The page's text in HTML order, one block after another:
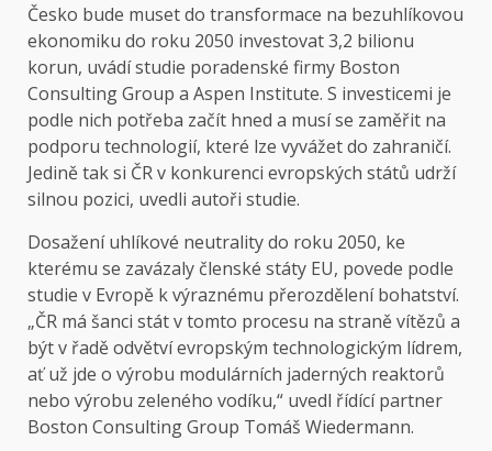
Česko bude muset do transformace na bezuhlíkovou
ekonomiku do roku 2050 investovat 3,2 bilionu
korun, uvádí studie poradenské firmy Boston
Consulting Group a Aspen Institute. S investicemi je
podle nich potřeba začít hned a musí se zaměřit na
podporu technologií, které lze vyvážet do zahraničí.
Jedině tak si ČR v konkurenci evropských států udrží
silnou pozici, uvedli autoři studie.
Dosažení uhlíkové neutrality do roku 2050, ke
kterému se zavázaly členské státy EU, povede podle
studie v Evropě k výraznému přerozdělení bohatství.
„ČR má šanci stát v tomto procesu na straně vítězů a
být v řadě odvětví evropským technologickým lídrem,
ať už jde o výrobu modulárních jaderných reaktorů
nebo výrobu zeleného vodíku,“ uvedl řídící partner
Boston Consulting Group Tomáš Wiedermann.